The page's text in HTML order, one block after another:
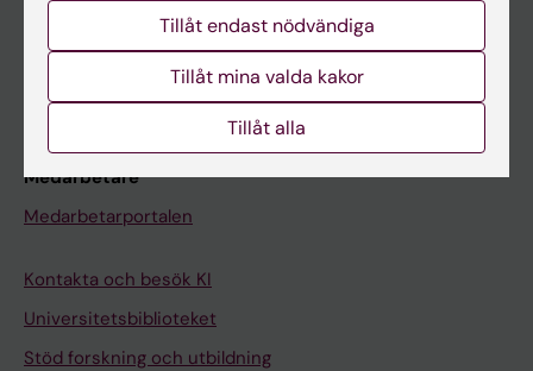
Kurs- och programwebbar
Student på KI
Medarbetare
Medarbetarportalen
Kontakta och besök KI
Universitetsbiblioteket
Stöd forskning och utbildning
Tillåt endast nödvändiga
Tillåt mina valda kakor
Tillåt alla